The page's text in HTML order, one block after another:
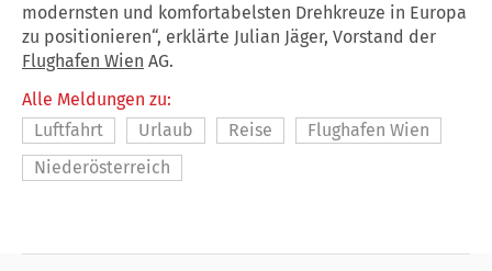
modernsten und komfortabelsten Drehkreuze in Europa
zu positionieren“, erklärte Julian Jäger, Vorstand der
Flughafen Wien AG.
Alle Meldungen zu:
Luftfahrt
Urlaub Reise
Flughafen Wien
Niederösterreich